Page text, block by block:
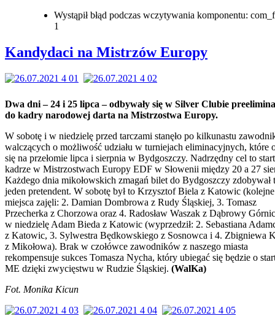
Wystąpił błąd podczas wczytywania komponentu:
1
Kandydaci na Mistrzów Europy
Dwa dni – 24 i 25 lipca – odbywały się w Silver Clubie
do kadry narodowej darta na Mistrzostwa Europy.
W sobotę i w niedzielę przed tarczami stanęło po kilkunastu
walczących o możliwość udziału w turniejach eliminacyjnych, które
się na przełomie lipca i sierpnia w Bydgoszczy. Nadrzędny cel to
kadrze w Mistrzostwach Europy EDF w Słowenii między 20 a 27
Każdego dnia mikołowskich zmagań bilet do Bydgoszczy zdobywał
jeden pretendent. W sobotę był to Krzysztof Biela z Katowic (kolejne
miejsca zajęli: 2. Damian Dombrowa z Rudy Śląskiej, 3. Tomasz
Przecherka z Chorzowa oraz 4. Radosław Waszak z Dąbrowy
w niedzielę Adam Bieda z Katowic (wyprzedził: 2. Sebastiana
z Katowic, 3. Sylwestra Będkowskiego z Sosnowca i 4. Zbigniewa
z Mikołowa). Brak w czołówce zawodników z naszego miasta
rekompensuje sukces Tomasza Nycha, który ubiegać się będzie o
ME dzięki zwycięstwu w Rudzie Śląskiej. (WalKa)
Fot. Monika Kicun